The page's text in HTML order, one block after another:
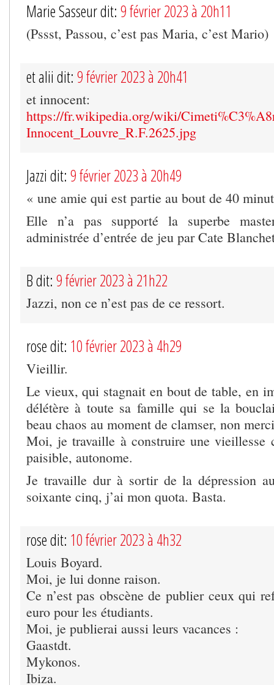
Marie Sasseur dit: 9 février 2023 à 20h11
(Pssst, Passou, c’est pas Maria, c’est Mario)
et alii dit: 9 février 2023 à 20h41
et innocent:
https://fr.wikipedia.org/wiki/
Innocent_Louvre_R.F.2625.jpg
Jazzi dit: 9 février 2023 à 20h49
« une amie qui est partie au bout de 40
Elle n’a pas supporté la superbe
administrée d’entrée de jeu par Cate
B dit: 9 février 2023 à 21h22
Jazzi, non ce n’est pas de ce ressort.
rose dit: 10 février 2023 à 4h29
Vieillir.
Le vieux, qui stagnait en bout de table, en
délétère à toute sa famille qui se la
beau chaos au moment de clamser, non
Moi, je travaille à construire une vieillesse
paisible, autonome.
Je travaille dur à sortir de la dépression
soixante cinq, j’ai mon quota. Basta.
rose dit: 10 février 2023 à 4h32
Louis Boyard.
Moi, je lui donne raison.
Ce n’est pas obscène de publier ceux qui
euro pour les étudiants.
Moi, je publierai aussi leurs vacances :
Gaastdt.
Mykonos.
Ibiza.